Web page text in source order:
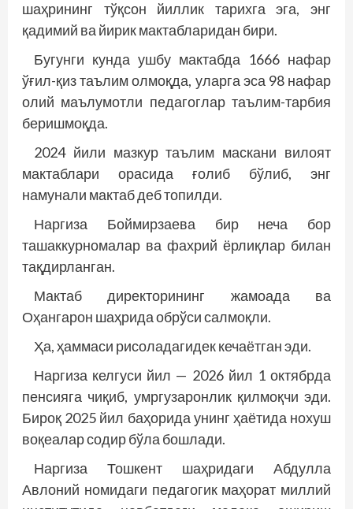
шаҳрининг тўқсон йиллик тарихга эга, энг
қадимий ва йирик мактабларидан бири.
Бугунги кунда ушбу мактабда 1666 нафар
ўғил-қиз таълим олмоқда, уларга эса 98 нафар
олий маълумотли педагоглар таълим-тарбия
беришмоқда.
2024 йили мазкур таълим маскани вилоят
мактаблари орасида ғолиб бўлиб, энг
намунали мактаб деб топилди.
Наргиза Боймирзаева бир неча бор
ташаккурномалар ва фахрий ёрлиқлар билан
тақдирланган.
Мактаб директорининг жамоада ва
Оҳангарон шаҳрида обрўси салмоқли.
Ҳа, ҳаммаси рисоладагидек кечаётган эди.
Наргиза келгуси йил — 2026 йил 1 октябрда
пенсияга чиқиб, умргузаронлик қилмоқчи эди.
Бироқ 2025 йил баҳорида унинг ҳаётида нохуш
воқеалар содир бўла бошлади.
Наргиза Тошкент шаҳридаги Абдулла
Авлоний номидаги педагогик маҳорат миллий